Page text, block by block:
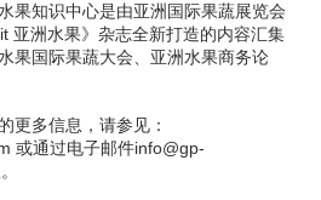
果知识中心是由亚洲国际果蔬展览会
亚洲水果》杂志全新打造的内容汇集
果国际果蔬大会、亚洲水果商务论
更多信息，请参见：
或通过电子邮件info@gp-